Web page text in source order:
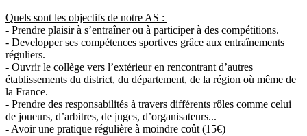
Quels sont les objectifs de notre AS :
- Prendre plaisir à s’entraîner ou à participer à des compétitions.
- Developper ses compétences sportives grâce aux entraînements
réguliers.
- Ouvrir le collège vers l’extérieur en rencontrant d’autres
établissements du district, du département, de la région où même de
la France.
- Prendre des responsabilités à travers différents rôles comme celui
de joueurs, d’arbitres, de juges, d’organisateurs...
- Avoir une pratique régulière à moindre coût (15€)